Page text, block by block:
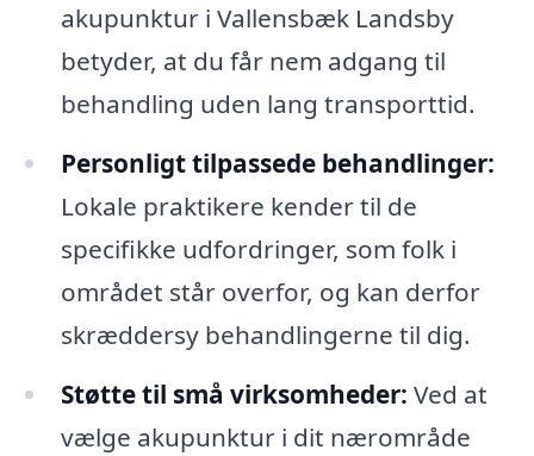
akupunktur i Vallensbæk Landsby
betyder, at du får nem adgang til
behandling uden lang transporttid.
Personligt tilpassede behandlinger:
Lokale praktikere kender til de
specifikke udfordringer, som folk i
området står overfor, og kan derfor
skræddersy behandlingerne til dig.
Støtte til små virksomheder: Ved at
vælge akupunktur i dit nærområde